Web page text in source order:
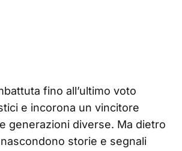
fino all’ultimo voto
e incorona un vincitore
generazioni diverse. Ma dietro
storie e segnali